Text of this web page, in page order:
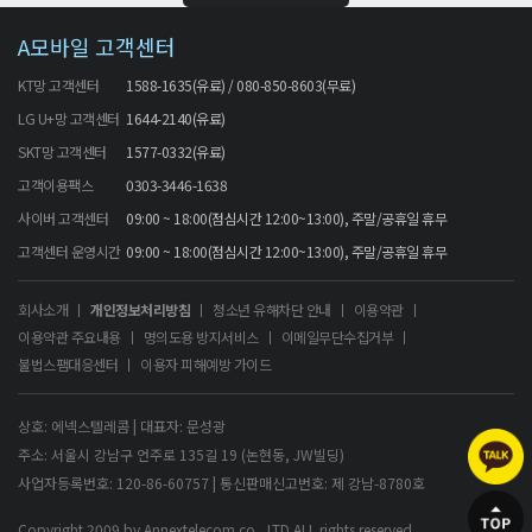
A모바일 고객센터
KT망 고객센터
1588-1635(유료) / 080-850-8603(무료)
LG U+망 고객센터 1644-2140(유료)
SKT망 고객센터
1577-0332(유료)
고객이용팩스
0303-3446-1638
사이버 고객센터
09:00 ~ 18:00(점심시간 12:00~13:00), 주말/공휴일 휴무
고객센터 운영시간 09:00 ~ 18:00(점심시간 12:00~13:00), 주말/공휴일 휴무
회사소개 개인정보처리방침 청소년 유해차단 안내
이용약관
이용약관 주요내용
명의도용 방지서비스
이메일무단수집거부
불법스팸대응센터
이용자 피해예방 가이드
상호: 에넥스텔레콤 | 대표자: 문성광
주소: 서울시 강남구 언주로 135길 19 (논현동, JW빌딩)
사업자등록번호: 120-86-60757 | 통신판매신고번호: 제 강남-8780호